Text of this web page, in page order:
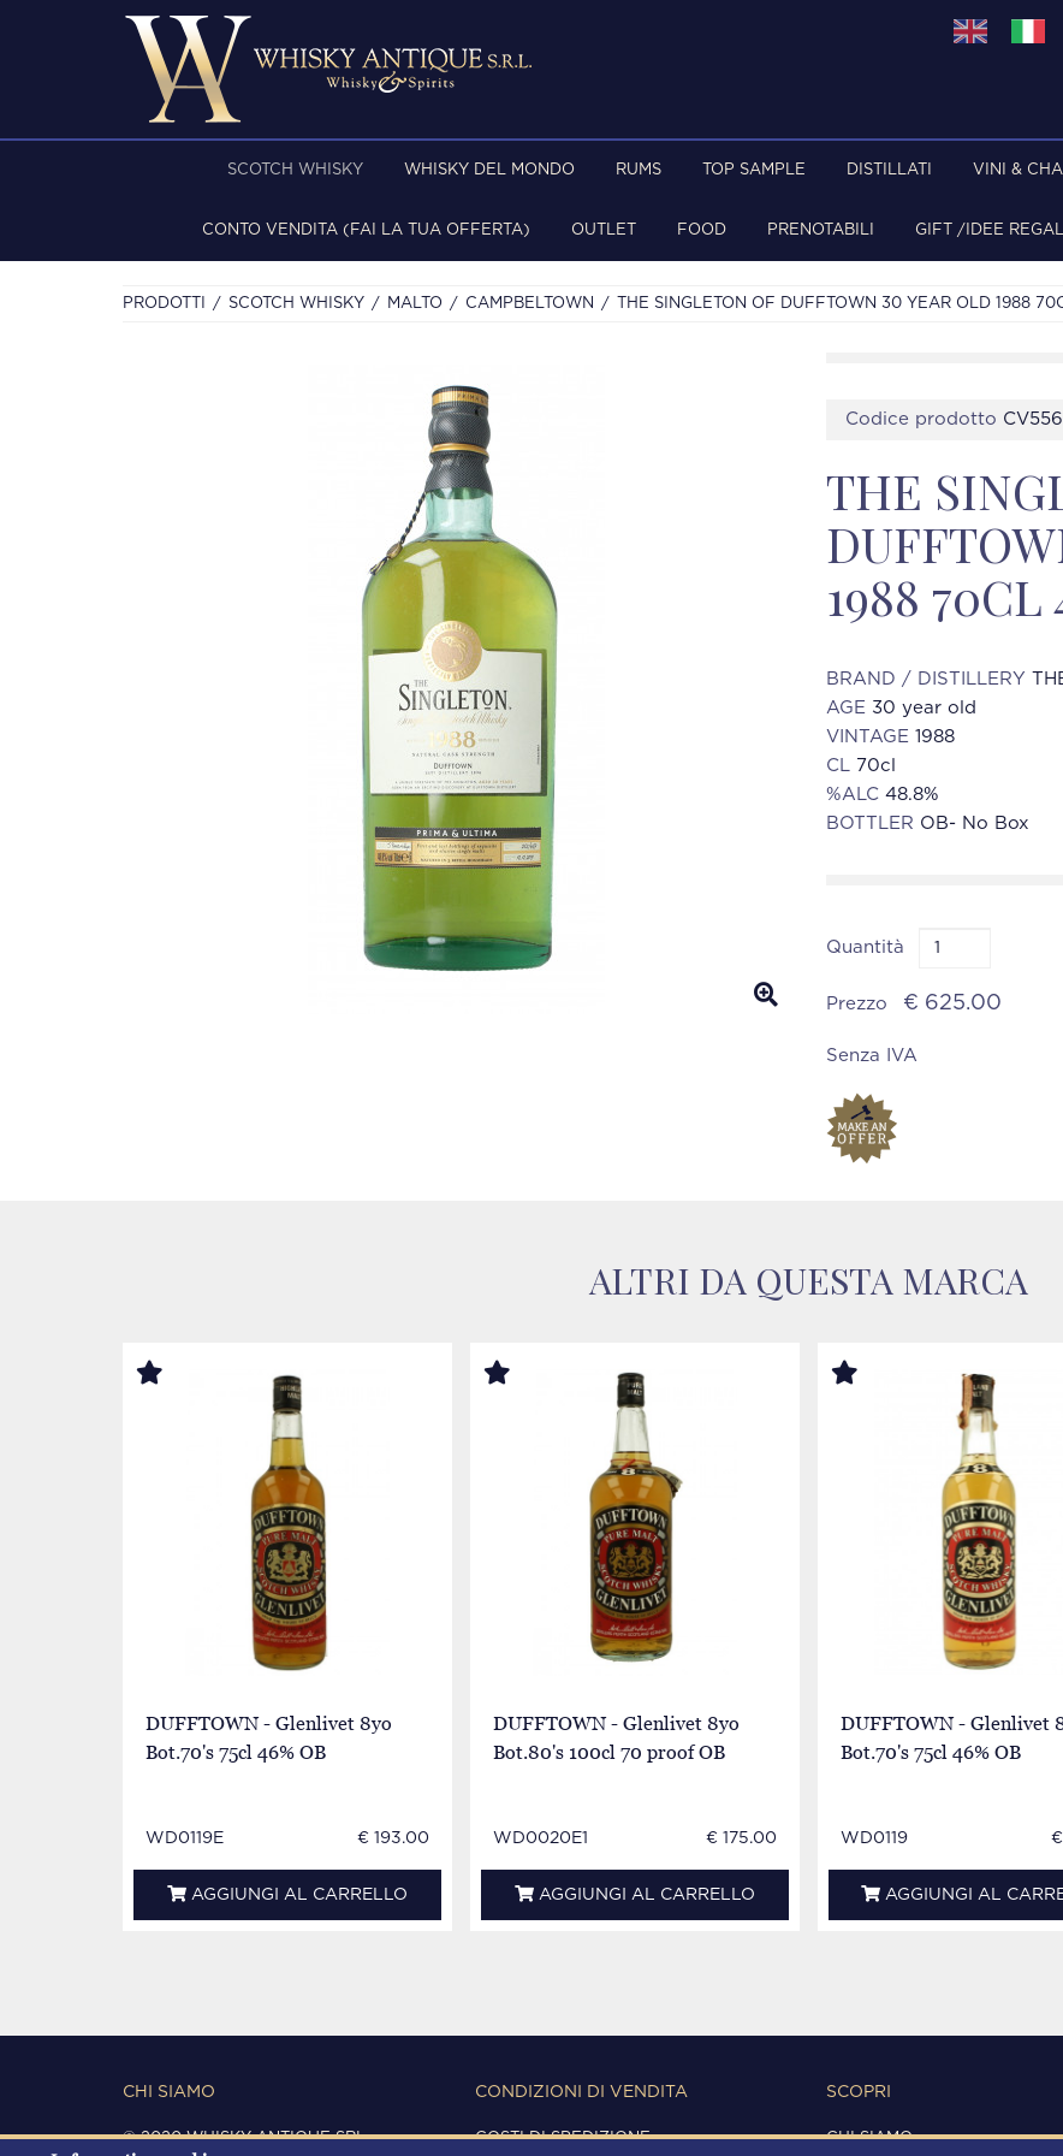
SCOTCH WHISKY WHISKY DEL MONDO RUMS TOP SAMPLE DISTILLATI VINI &
CONTO VENDITA (FAI LA TUA OFFERTA) OUTLET FOOD PRENOTABILI GIFT /IDEE
PRODOTTI SCOTCH WHISKY MALTO CAMPBELTOWN THE SINGLETON OF DUFFTOWN 30 YEAR OLD 1988
Codice prodotto
THE
1988
BRAND / DISTILLERY
AGE 30 year old
VINTAGE 1988
CL 70cl
%ALC 48.8%
BOTTLER OB- No Box
Quantità
Prezzo € 625.00
Senza IVA
ALTRI DA QUESTA MARCA
DUFFTOWN - Glenlivet 8yo
Bot.70's 75cl 46% OB
WD0119E € 193.00
AGGIUNGI AL CARRELLO
DUFFTOWN - Glenlivet 8yo
Bot.80's 100cl 70 proof OB
WD0020E1 € 175.00
AGGIUNGI AL CARRELLO
DUFFTOWN - Glenlivet
Bot.70's 75cl 46% OB
WD0119
AGGIUNGI AL
CHI SIAMO
© 2020 WHISKY ANTIQUE SRL
CONDIZIONI DI VENDITA
COSTI DI SPEDIZIONE
SCOPRI
CHI SIAMO